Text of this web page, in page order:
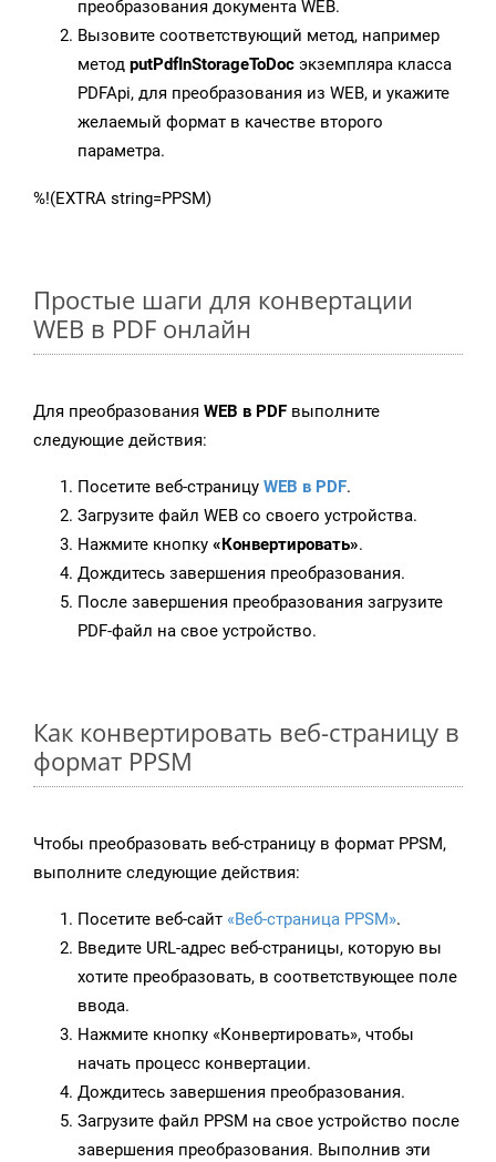
преобразования документа WEB.
Вызовите соответствующий метод, например
метод putPdfInStorageToDoc экземпляра класса
PDFApi, для преобразования из WEB, и укажите
желаемый формат в качестве второго
параметра.
%!(EXTRA string=PPSM)
Простые шаги для конвертации
WEB в PDF онлайн
Для преобразования WEB в PDF выполните
следующие действия:
Посетите веб-страницу WEB в PDF.
Загрузите файл WEB со своего устройства.
Нажмите кнопку «Конвертировать».
Дождитесь завершения преобразования.
После завершения преобразования загрузите
PDF-файл на свое устройство.
Как конвертировать веб-страницу в
формат PPSM
Чтобы преобразовать веб-страницу в формат PPSM,
выполните следующие действия:
Посетите веб-сайт «Веб-страница PPSM».
Введите URL-адрес веб-страницы, которую вы
хотите преобразовать, в соответствующее поле
ввода.
Нажмите кнопку «Конвертировать», чтобы
начать процесс конвертации.
Дождитесь завершения преобразования.
Загрузите файл PPSM на свое устройство после
завершения преобразования. Выполнив эти